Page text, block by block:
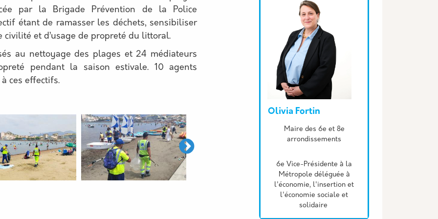
par la Brigade Prévention de la Police
étant de ramasser les déchets, sensibiliser
et d’usage de propreté du littoral.
au nettoyage des plages et 24 médiateurs
pendant la saison estivale. 10 agents
ces effectifs.
Olivia Fortin
Description
Maire des 6e et 8e
arrondissements
6e Vice-Présidente à la
Métropole déléguée à
l'économie, l'insertion et
l'économie sociale et
solidaire